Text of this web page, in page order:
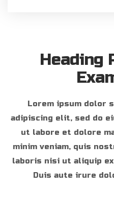
Heading
Lorem ipsum dolor
adipiscing elit, sed do
ut labore et dolore
minim veniam, quis
laboris nisi ut aliquip ex
Duis aute irure